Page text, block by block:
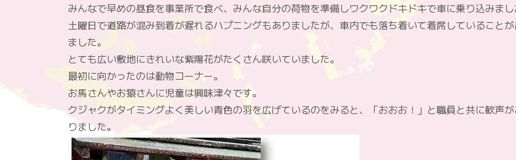
みんなで早めの昼食を事業所で食べ、みんな自分の荷物を準備しワクワクドキドキで車に乗り込みまし
土曜日で道路が混み到着が遅れるハプニングもありましたが、車内でも落ち着いて着席していること
ました。
とても広い敷地にきれいな紫陽花がたくさん咲いていました。
最初に向かったのは動物コーナー。
お馬さんやお猿さんに児童は興味津々です。
クジャクがタイミングよく美しい青色の羽を広げているのをみると、「おおお！」と職員と共に歓声
りました。